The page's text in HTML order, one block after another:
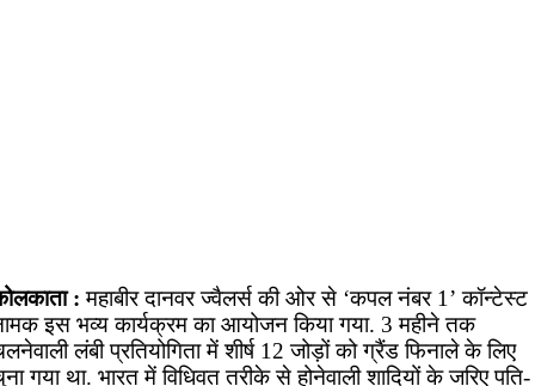
:महाबीर दानवर ज्वैलर्स की ओर से ‘कपल नंबर 1’ कॉन्टेस्ट
इस भव्य कार्यक्रम का आयोजन किया गया. 3 महीने तक
लंबी प्रतियोगिता में शीर्ष 12 जोड़ों को ग्रैंड फिनाले के लिए
गया था. भारत में विधिवत तरीके से होनेवाली शादियों के जरिए पति-